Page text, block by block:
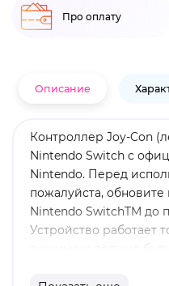
Про оплату
Описание
Контроллер Joy-Con
Nintendo Switch с
Nintendo. Перед
пожалуйста,
Nintendo SwitchTM до
Устройство работает
режиме и должно